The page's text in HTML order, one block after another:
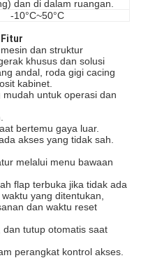
dan di dalam ruangan.
-10°C~50°C
Fitur
dan struktur
khusus dan solusi
andal, roda gigi cacing
kabinet.
untuk operasi dan
bertemu gaya luar.
akses yang tidak sah.
melalui menu bawaan
flap terbuka jika tidak ada
yang ditentukan,
dan waktu reset
tutup otomatis saat
perangkat kontrol akses.